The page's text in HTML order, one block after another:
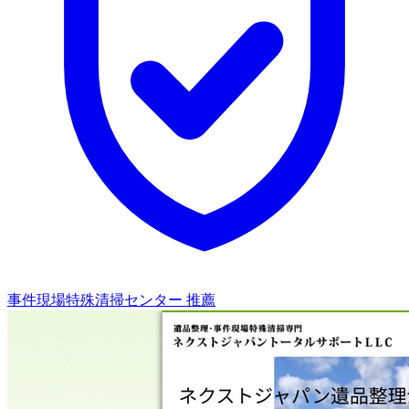
事件現場特殊清掃センター 推薦